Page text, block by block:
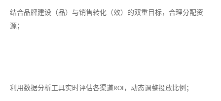
结合品牌建设（品）与销售转化（效）的双重目标，合理分配资
源；
利用数据分析工具实时评估各渠道ROI ，动态调整投放比例；